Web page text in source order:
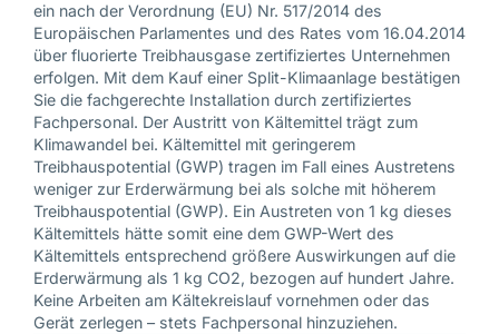
ein nach der Verordnung (EU) Nr. 517/2014 des
Europäischen Parlamentes und des Rates vom 16.04.2014
über fluorierte Treibhausgase zertifiziertes Unternehmen
erfolgen. Mit dem Kauf einer Split-Klimaanlage bestätigen
Sie die fachgerechte Installation durch zertifiziertes
Fachpersonal. Der Austritt von Kältemittel trägt zum
Klimawandel bei. Kältemittel mit geringerem
Treibhauspotential (GWP) tragen im Fall eines Austretens
weniger zur Erderwärmung bei als solche mit höherem
Treibhauspotential (GWP). Ein Austreten von 1 kg dieses
Kältemittels hätte somit eine dem GWP-Wert des
Kältemittels entsprechend größere Auswirkungen auf die
Erderwärmung als 1 kg CO2, bezogen auf hundert Jahre.
Keine Arbeiten am Kältekreislauf vornehmen oder das
Gerät zerlegen – stets Fachpersonal hinzuziehen.